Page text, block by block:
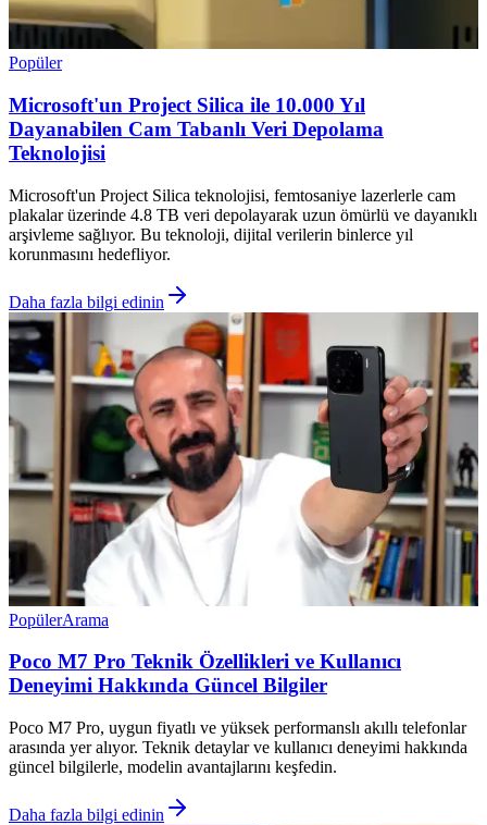
Popüler
Microsoft'un Project Silica ile 10.000 Yıl
Dayanabilen Cam Tabanlı Veri Depolama
Teknolojisi
Microsoft'un Project Silica teknolojisi, femtosaniye lazerlerle cam
plakalar üzerinde 4.8 TB veri depolayarak uzun ömürlü ve dayanıklı
arşivleme sağlıyor. Bu teknoloji, dijital verilerin binlerce yıl
korunmasını hedefliyor.
Daha fazla bilgi edinin
PopülerArama
Poco M7 Pro Teknik Özellikleri ve Kullanıcı
Deneyimi Hakkında Güncel Bilgiler
Poco M7 Pro, uygun fiyatlı ve yüksek performanslı akıllı telefonlar
arasında yer alıyor. Teknik detaylar ve kullanıcı deneyimi hakkında
güncel bilgilerle, modelin avantajlarını keşfedin.
Daha fazla bilgi edinin